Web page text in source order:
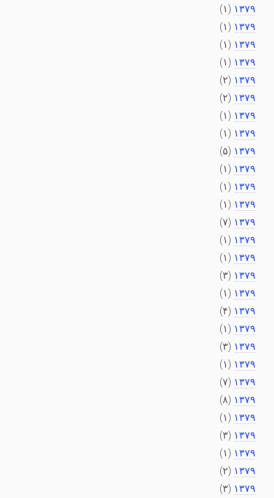
۱۳۷۹ (۱)
۱۳۷۹ (۱)
۱۳۷۹ (۱)
۱۳۷۹ (۱)
۱۳۷۹ (۲)
۱۳۷۹ (۲)
۱۳۷۹ (۱)
۱۳۷۹ (۱)
۱۳۷۹ (۵)
۱۳۷۹ (۱)
۱۳۷۹ (۱)
۱۳۷۹ (۱)
۱۳۷۹ (۷)
۱۳۷۹ (۱)
۱۳۷۹ (۱)
۱۳۷۹ (۳)
۱۳۷۹ (۱)
۱۳۷۹ (۴)
۱۳۷۹ (۱)
۱۳۷۹ (۳)
۱۳۷۹ (۱)
۱۳۷۹ (۷)
۱۳۷۹ (۸)
۱۳۷۹ (۱)
۱۳۷۹ (۳)
۱۳۷۹ (۱)
۱۳۷۹ (۲)
۱۳۷۹ (۳)